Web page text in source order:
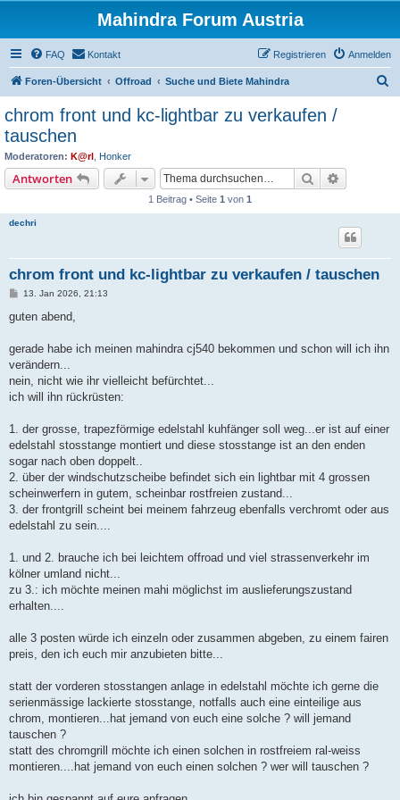
Mahindra Forum Austria
FAQ Kontakt Anmelden
Registrieren
Foren-Übersicht Offroad Suche und Biete Mahindra
chrom front und kc-lightbar zu verkaufen /
tauschen
Moderatoren: K@rl Honker
Antworten Suche
1 Beitrag • Seite 1 von 1
dechri
chrom front und kc-lightbar zu verkaufen / tauschen
B
i
a
13. Jan 2026, 21:13
guten abend,
gerade habe ich meinen mahindra cj540 bekommen und schon will ich ihn
verändern...
nein, nicht wie ihr vielleicht befürchtet...
ich will ihn rückrüsten:
1. der grosse, trapezförmige edelstahl kuhfänger soll weg...er ist auf einer
edelstahl stosstange montiert und diese stosstange ist an den enden
sogar nach oben doppelt..
2. über der windschutzscheibe befindet sich ein lightbar mit 4 grossen
scheinwerfern in gutem, scheinbar rostfreien zustand...
3. der frontgrill scheint bei meinem fahrzeug ebenfalls verchromt oder aus
edelstahl zu sein....
1. und 2. brauche ich bei leichtem offroad und viel strassenverkehr im
kölner umland nicht...
zu 3.: ich möchte meinen mahi möglichst im auslieferungszustand
erhalten....
alle 3 posten würde ich einzeln oder zusammen abgeben, zu einem fairen
preis, den ich euch mir anzubieten bitte...
statt der vorderen stosstangen anlage in edelstahl möchte ich gerne die
serienmässige lackierte stosstange, notfalls auch eine einteilige aus
chrom, montieren...hat jemand von euch eine solche ? will jemand
tauschen ?
statt des chromgrill möchte ich einen solchen in rostfreiem ral-weiss
montieren....hat jemand von euch einen solchen ? wer will tauschen ?